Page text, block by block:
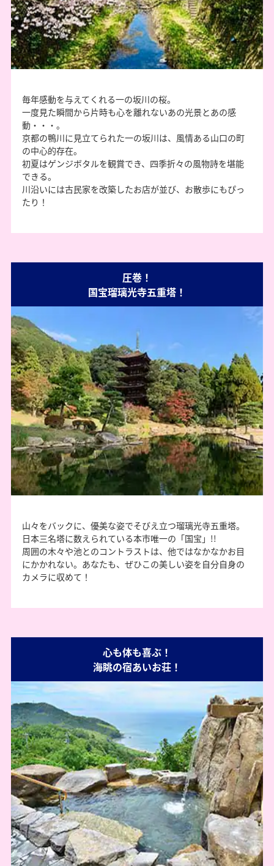
毎年感動を与えてくれる一の坂川の桜。
一度見た瞬間から片時も心を離れないあの光景とあの感
動・・・。
京都の鴨川に見立てられた一の坂川は、風情ある山口の町
の中心的存在。
初夏はゲンジボタルを観賞でき、四季折々の風物詩を堪能
できる。
川沿いには古民家を改築したお店が並び、お散歩にもぴっ
たり！
圧巻！
国宝瑠璃光寺五重塔！
山々をバックに、優美な姿でそびえ立つ瑠璃光寺五重塔。
日本三名塔に数えられている本市唯一の「国宝」!!
周囲の木々や池とのコントラストは、他ではなかなかお目
にかかれない。あなたも、ぜひこの美しい姿を自分自身の
カメラに収めて！
心も体も喜ぶ！
海眺の宿あいお荘！